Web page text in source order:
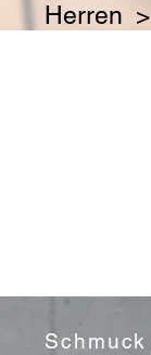
Herren >
Schmuck